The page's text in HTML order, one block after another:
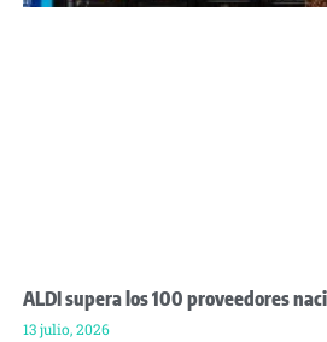
ALDI supera los 100 proveedores
13 julio, 2026